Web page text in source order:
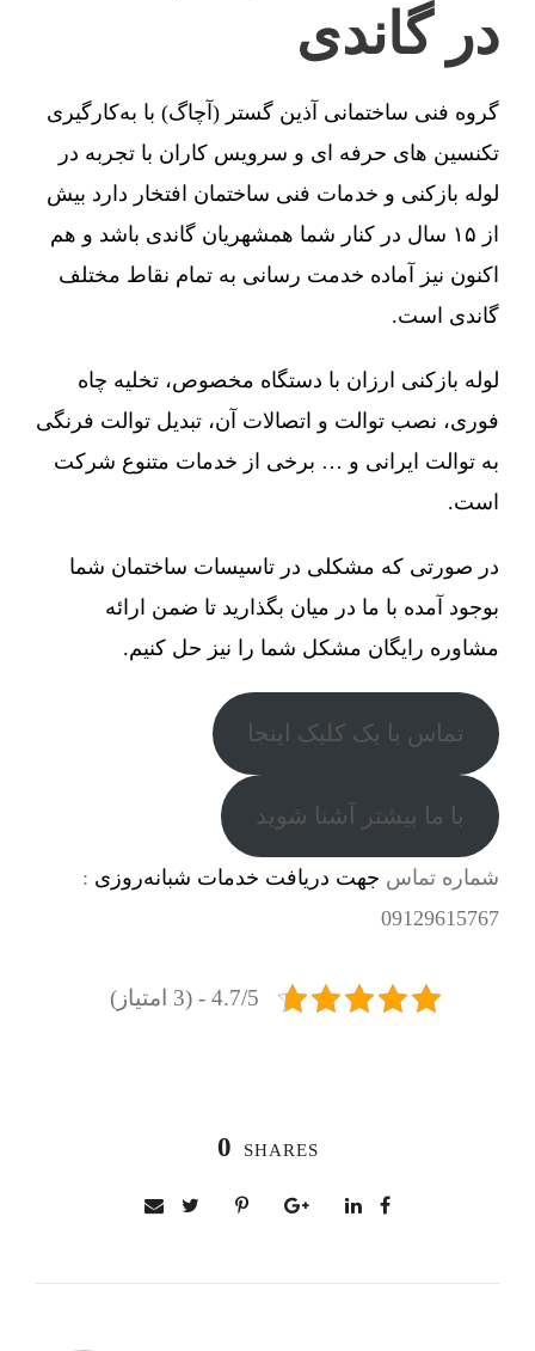
در گاندی
گروه فنی ساختمانی آذین گستر (آچاگ) با به‌کارگیری
تکنسین های حرفه ای و سرویس کاران با تجربه در
لوله بازکنی و خدمات فنی ساختمان افتخار دارد بیش
از ۱۵ سال در کنار شما همشهریان گاندی باشد و هم
اکنون نیز آماده خدمت رسانی به تمام نقاط مختلف
گاندی است.
لوله بازکنی ارزان با دستگاه مخصوص، تخلیه چاه
فوری، نصب توالت و اتصالات آن، تبدیل توالت فرنگی
به توالت ایرانی و … برخی از خدمات متنوع شرکت
است.
در صورتی که مشکلی در تاسیسات ساختمان شما
بوجود آمده با ما در میان بگذارید تا ضمن ارائه
مشاوره رایگان مشکل شما را نیز حل کنیم.
تماس با یک کلیک اینجا
با ما بیشتر آشنا شوید
شماره تماس جهت دریافت خدمات شبانه‌روزی :
09129615767
4.7/5 - (3 امتیاز)
0 SHARES